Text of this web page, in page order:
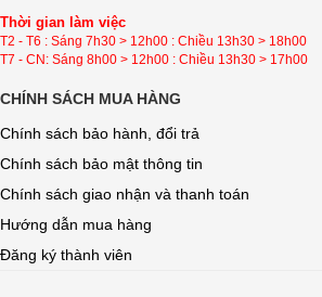
Thời gian làm việc
T2 - T6 : Sáng 7h30 > 12h00 : Chiều 13h30 > 18h00
T7 - CN: Sáng 8h00 > 12h00 : Chiều 13h30 > 17h00
CHÍNH SÁCH MUA HÀNG
Chính sách bảo hành, đổi trả
Chính sách bảo mật thông tin
Chính sách giao nhận và thanh toán
Hướng dẫn mua hàng
Đăng ký thành viên